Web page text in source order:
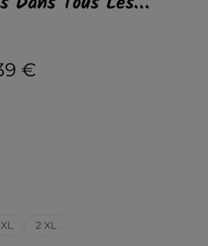
€
XL 2 XL